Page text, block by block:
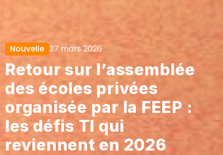
Nouvelle 27 mars 2026
Retour sur l’assemblée
des écoles privées
organisée par la FEEP :
les défis TI qui
reviennent en 2026